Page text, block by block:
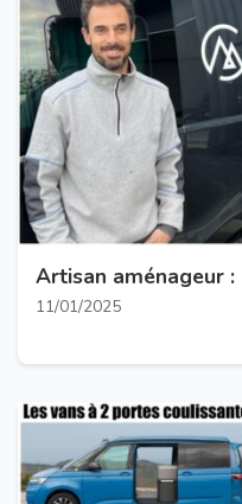
Artisan aménageur
11/01/2025